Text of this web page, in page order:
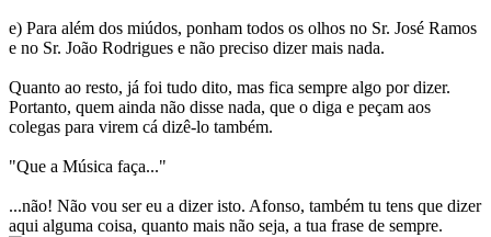
e) Para além dos miúdos, ponham todos os olhos no Sr. José Ramos
e no Sr. João Rodrigues e não preciso dizer mais nada.
Quanto ao resto, já foi tudo dito, mas fica sempre algo por dizer.
Portanto, quem ainda não disse nada, que o diga e peçam aos
colegas para virem cá dizê-lo também.
"Que a Música faça..."
...não! Não vou ser eu a dizer isto. Afonso, também tu tens que dizer
aqui alguma coisa, quanto mais não seja, a tua frase de sempre.